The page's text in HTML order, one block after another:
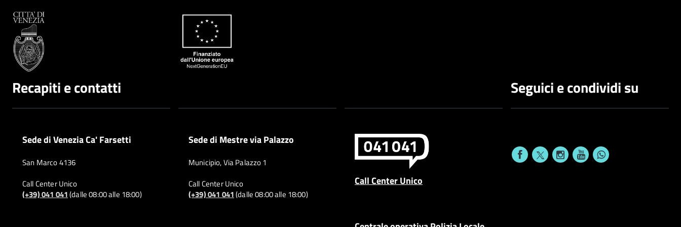
Recapiti e contatti
Sede di Venezia Ca' Farsetti
San Marco 4136
Call Center Unico
(+39) 041 041(dalle 08:00 alle 18:00)
Sede di Mestre via Palazzo
Municipio, Via Palazzo 1
Call Center Unico
(+39) 041 041(dalle 08:00 alle 18:00)
Call Center Unico
Seguici e condividi su